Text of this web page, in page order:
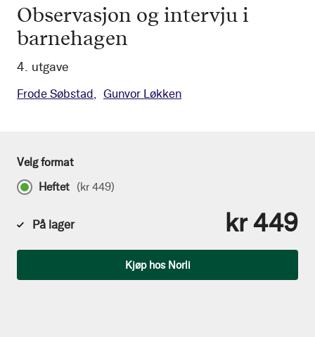
Observasjon og intervju i
barnehagen
4. utgave
Frode Søbstad Gunvor Løkken
Velg format
Heftet (kr 449)
På lager kr 449
Kjøp hos Norli